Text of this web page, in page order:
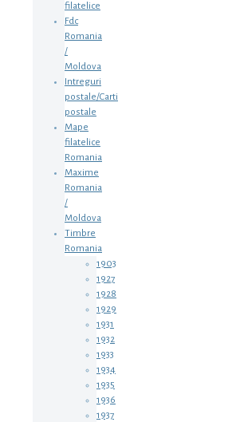
filatelice
Fdc
Romania
/
Moldova
Intreguri
postale/Carti
postale
Mape
filatelice
Romania
Maxime
Romania
/
Moldova
Timbre
Romania
1903
1927
1928
1929
1931
1932
1933
1934
1935
1936
1937